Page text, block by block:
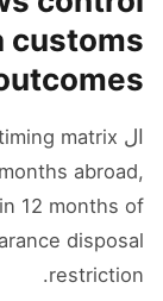
customs
outcomes?
الmatrix
abroad,
12 months of
disposal
restriction.